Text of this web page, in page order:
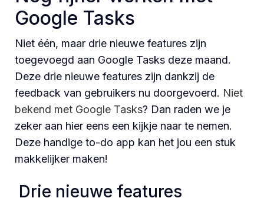
Google Tasks
Niet één, maar drie nieuwe features zijn
toegevoegd aan Google Tasks deze maand.
Deze drie nieuwe features zijn dankzij de
feedback van gebruikers nu doorgevoerd. Niet
bekend met Google Tasks? Dan raden we je
zeker aan hier eens een kijkje naar te nemen.
Deze handige to-do app kan het jou een stuk
makkelijker maken!
Drie nieuwe features